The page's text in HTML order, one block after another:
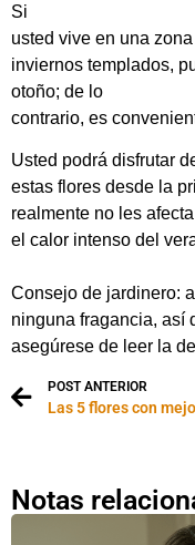
Si
usted vive en una
inviernos templados,
otoño; de lo
contrario, es
Usted podrá disfrutar
estas flores desde la
realmente no les afecta
el calor intenso del
Consejo de jardinero:
ninguna fragancia, así
asegúrese de leer la
POST ANTERIOR
Notas